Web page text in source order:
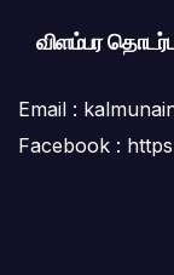
விளம்பர
Email :
Facebook :